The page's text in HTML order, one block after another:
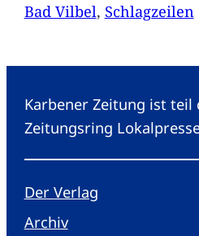
Bad Vilbel, Schlagzeilen
Karbener Zeitung ist teil
Zeitungsring
Der Verlag
Archiv